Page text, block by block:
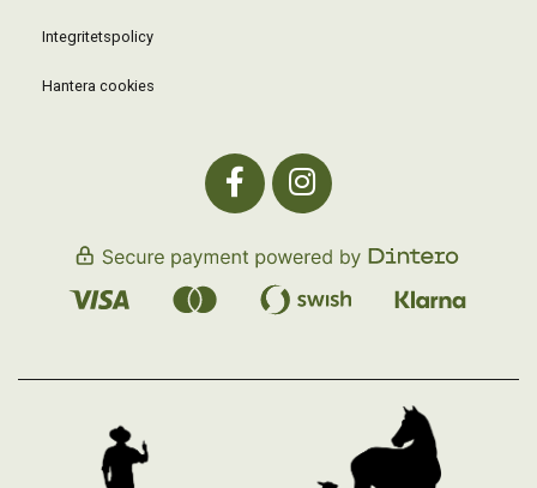
Integritetspolicy
Hantera cookies